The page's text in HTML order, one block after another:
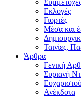
Εκλογές
Γιορτές
Μέσα και
Ταινίες,
Άρθρα
Γενική
Συριανή
Ανέκδοτα